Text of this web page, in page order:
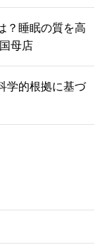
？睡眠の質を高
母店
学的根拠に基づ